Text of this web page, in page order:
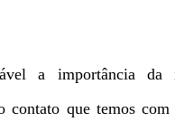
a importância da
contato que temos com